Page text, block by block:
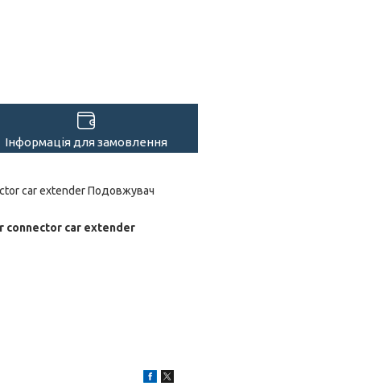
Інформація для замовлення
car extender Подовжувач
connector car extender